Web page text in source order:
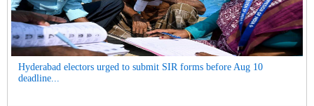
Hyderabad electors urged to submit SIR forms before Aug 10
deadline...